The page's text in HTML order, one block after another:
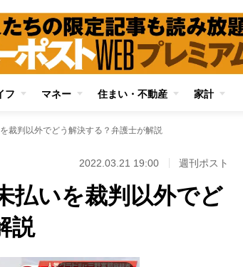
フ マネー 住まい・不動産 家計
裁判以外でどう解決する？弁護士が解説
2022.03.21 19:00 週刊ポスト
払いを裁判以外でど
説